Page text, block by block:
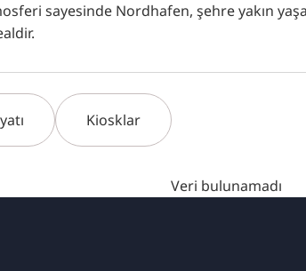
sayesinde Nordhafen, şehre yakın
Kiosklar
Veri bulunamadı